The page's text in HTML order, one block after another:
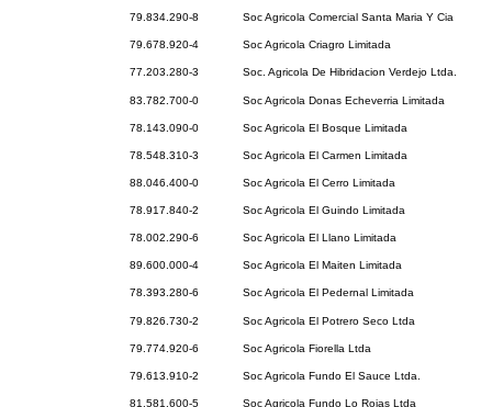
79.834.290-8 Soc Agricola Comercial Santa Maria Y Cia
79.678.920-4 Soc Agricola Criagro Limitada
77.203.280-3 Soc. Agricola De Hibridacion Verdejo Ltda.
83.782.700-0 Soc Agricola Donas Echeverria Limitada
78.143.090-0 Soc Agricola El Bosque Limitada
78.548.310-3 Soc Agricola El Carmen Limitada
88.046.400-0 Soc Agricola El Cerro Limitada
78.917.840-2 Soc Agricola El Guindo Limitada
78.002.290-6 Soc Agricola El Llano Limitada
89.600.000-4 Soc Agricola El Maiten Limitada
78.393.280-6 Soc Agricola El Pedernal Limitada
79.826.730-2 Soc Agricola El Potrero Seco Ltda
79.774.920-6 Soc Agricola Fiorella Ltda
79.613.910-2 Soc Agricola Fundo El Sauce Ltda.
81.581.600-5 Soc Agricola Fundo Lo Rojas Ltda